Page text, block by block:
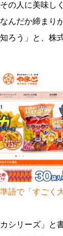
の人に美味し
んだか締まり
ろう」と、株
語で「すごく
シリーズ」と